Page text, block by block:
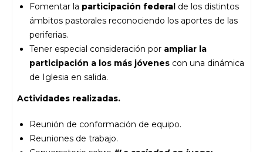
Fomentar la participación federal de los distintos
ámbitos pastorales reconociendo los aportes de las
periferias.
Tener especial consideración por ampliar la
participación a los más jóvenes con una dinámica
de Iglesia en salida.
Actividades realizadas.
Reunión de conformación de equipo.
Reuniones de trabajo.